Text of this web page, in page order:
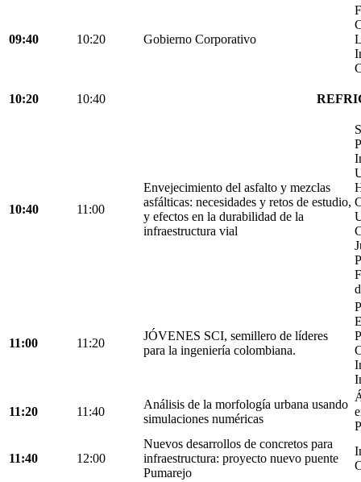
09:40 10:20 Gobierno Corporativo
10:20 10:40
10:40 11:00
Envejecimiento del asfalto y mezclas
asfálticas: necesidades y retos de estudio,
y efectos en la durabilidad de la
infraestructura vial
11:00 11:20
JÓVENES SCI, semillero de líderes
para la ingeniería colombiana.
11:20 11:40
Análisis de la morfología urbana usando
simulaciones numéricas
11:40 12:00
Nuevos desarrollos de concretos para
infraestructura: proyecto nuevo puente
Pumarejo